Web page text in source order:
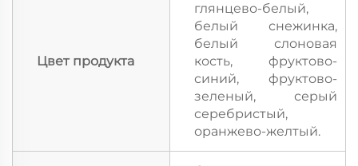
Цвет продукта
глянцево-белый,
белый снежинка,
белый слоновая
кость, фруктово-
синий, фруктово-
зеленый, серый
серебристый,
оранжево-желтый.